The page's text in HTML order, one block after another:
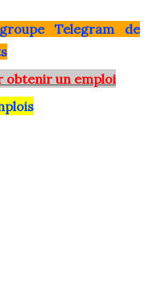
pe Telegram de
obtenir un emploi